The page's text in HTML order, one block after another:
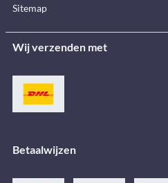
Sitemap
Wij verzenden met
Betaalwijzen